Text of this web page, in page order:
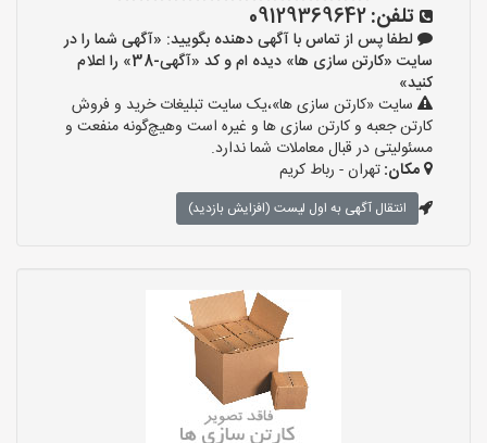
تلفن:09129369642
لطفا پس از تماس با آگهی دهنده بگویید: «آگهی شما را در
سایت «کارتن سازی ها» دیده ام و کد «آگهی-38» را اعلام
کنید»
سایت «کارتن سازی ها»،یک سایت تبلیغات خرید و فروش
کارتن جعبه و کارتن سازی ها و غیره است وهیچ‌گونه منفعت و
مسئولیتی در قبال معاملات شما ندارد.
مکان:تهران - رباط کریم
انتقال آگهی به اول لیست (افزایش بازدید)